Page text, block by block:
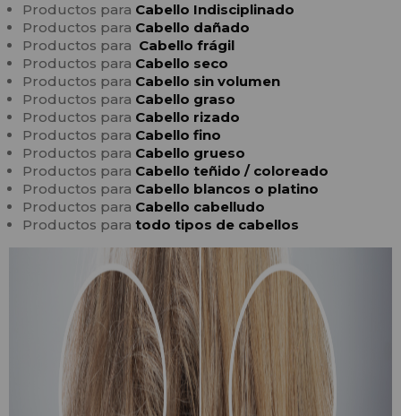
Productos para Cabello Indisciplinado
Productos para Cabello dañado
Productos para Cabello frágil
Productos para Cabello seco
Productos para Cabello sin volumen
Productos para Cabello graso
Productos para Cabello rizado
Productos para Cabello fino
Productos para Cabello grueso
Productos para Cabello teñido / coloreado
Productos para Cabello blancos o platino
Productos para Cabello cabelludo
Productos para todo tipos de cabellos